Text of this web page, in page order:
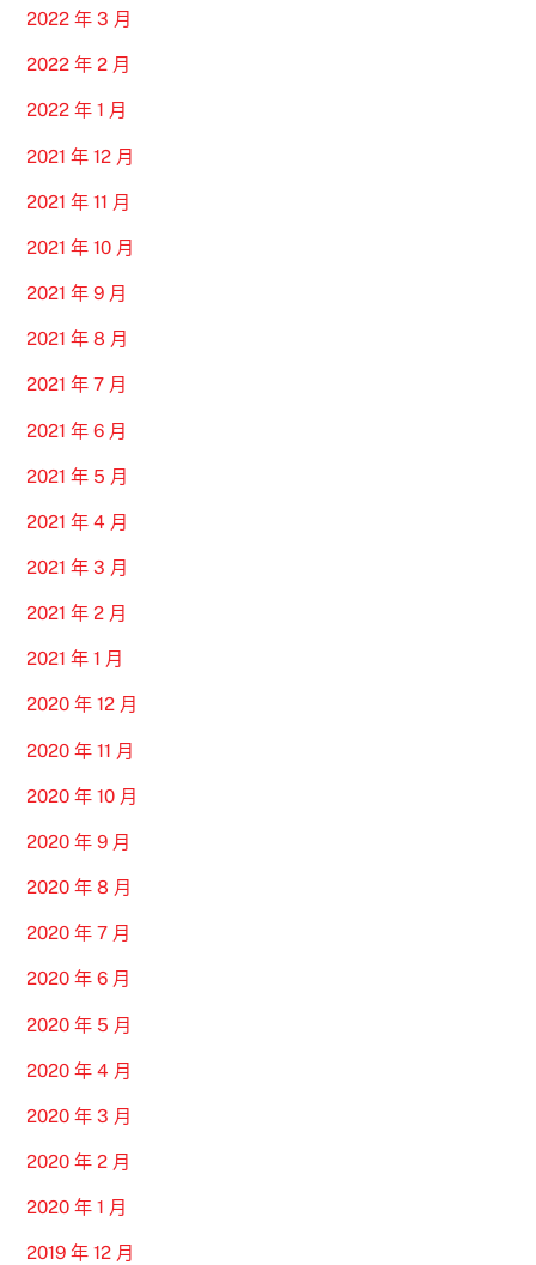
2022 年 3 月
2022 年 2 月
2022 年 1 月
2021 年 12 月
2021 年 11 月
2021 年 10 月
2021 年 9 月
2021 年 8 月
2021 年 7 月
2021 年 6 月
2021 年 5 月
2021 年 4 月
2021 年 3 月
2021 年 2 月
2021 年 1 月
2020 年 12 月
2020 年 11 月
2020 年 10 月
2020 年 9 月
2020 年 8 月
2020 年 7 月
2020 年 6 月
2020 年 5 月
2020 年 4 月
2020 年 3 月
2020 年 2 月
2020 年 1 月
2019 年 12 月